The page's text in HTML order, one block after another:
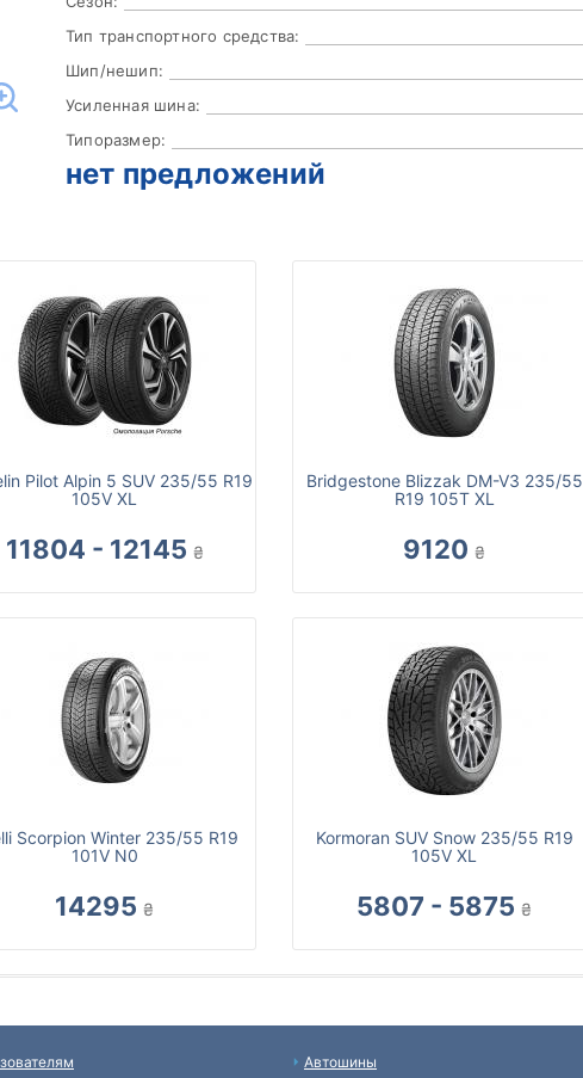
Тип транспортного средства:
Шип/нешип:
Усиленная шина:
Типоразмер:
нет предложений
Pilot Alpin 5 SUV 235/55 R19
105V XL
11804 - 12145 ₴
Bridgestone Blizzak DM-V3 235/55
R19 105T XL
9120 ₴
Scorpion Winter 235/55 R19
101V N0
14295 ₴
Kormoran SUV Snow 235/55 R19
105V XL
5807 - 5875 ₴
Автошины